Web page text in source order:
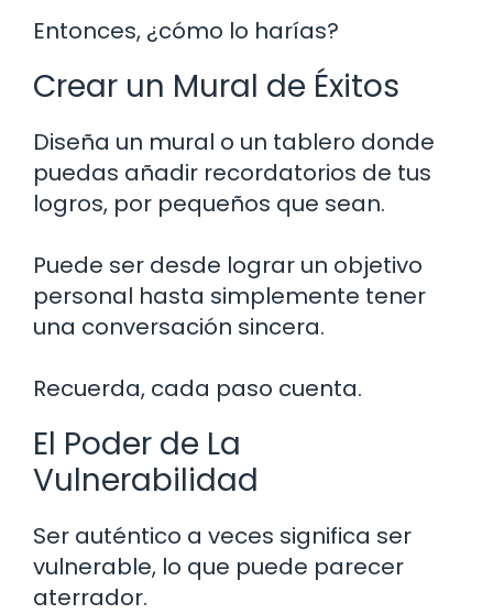
Entonces, ¿cómo lo harías?
Crear un Mural de Éxitos
Diseña un mural o un tablero donde
puedas añadir recordatorios de tus
logros, por pequeños que sean.
Puede ser desde lograr un objetivo
personal hasta simplemente tener
una conversación sincera.
Recuerda, cada paso cuenta.
El Poder de La
Vulnerabilidad
Ser auténtico a veces significa ser
vulnerable, lo que puede parecer
aterrador.